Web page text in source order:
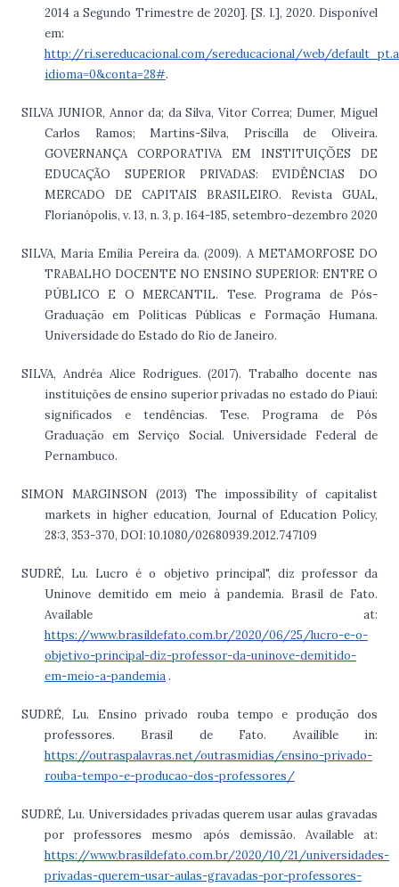
2014 a Segundo Trimestre de 2020]. [S. l.], 2020. Disponível
em:
http://ri.sereducacional.com/sereducacional/web/
idioma=0&conta=28#.
SILVA JUNIOR, Annor da; da Silva, Vitor Correa; Dumer, Miguel
Carlos Ramos; Martins-Silva, Priscilla de Oliveira.
GOVERNANÇA CORPORATIVA EM INSTITUIÇÕES DE
EDUCAÇÃO SUPERIOR PRIVADAS: EVIDÊNCIAS DO
MERCADO DE CAPITAIS BRASILEIRO. Revista GUAL,
Florianópolis, v. 13, n. 3, p. 164-185, setembro-dezembro 2020
SILVA, Maria Emília Pereira da. (2009). A METAMORFOSE DO
TRABALHO DOCENTE NO ENSINO SUPERIOR: ENTRE O
PÚBLICO E O MERCANTIL. Tese. Programa de Pós-
Graduação em Políticas Públicas e Formação Humana.
Universidade do Estado do Rio de Janeiro.
SILVA, Andréa Alice Rodrigues. (2017). Trabalho docente nas
instituições de ensino superior privadas no estado do Piauí:
significados e tendências. Tese. Programa de Pós
Graduação em Serviço Social. Universidade Federal de
Pernambuco.
SIMON MARGINSON (2013) The impossibility of capitalist
markets in higher education, Journal of Education Policy,
28:3, 353-370, DOI: 10.1080/02680939.2012.747109
SUDRÉ, Lu. Lucro é o objetivo principal", diz professor da
Uninove demitido em meio à pandemia. Brasil de Fato.
Available at:
https://www.brasildefato.com.br/2020/06/25/lucro-e-o-
objetivo-principal-diz-professor-da-uninove-demitido-
em-meio-a-pandemia.
SUDRÉ, Lu. Ensino privado rouba tempo e produção dos
professores. Brasil de Fato. Availible in:
https://outraspalavras.net/outrasmidias/ensino-privado-
rouba-tempo-e-producao-dos-professores/
SUDRÉ, Lu. Universidades privadas querem usar aulas gravadas
por professores mesmo após demissão. Available at:
https://www.brasildefato.com.br/2020/10/21/universidades-
privadas-querem-usar-aulas-gravadas-por-professores-